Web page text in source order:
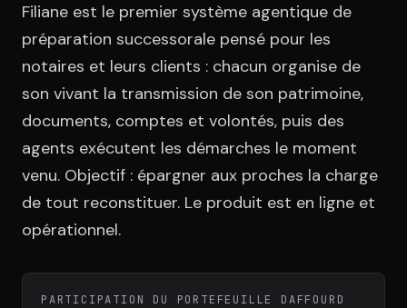
Activités
Équipe
Témoignages
Contact
Filiane est le premier système agentique de
préparation successorale pensé pour les
notaires et leurs clients : chacun organise de
son vivant la transmission de son patrimoine,
documents, comptes et volontés, puis des
agents exécutent les démarches le moment
venu. Objectif : épargner aux proches la charge
de tout reconstituer. Le produit est en ligne et
opérationnel.
PARTICIPATION DU PORTEFEUILLE DAFFOURD